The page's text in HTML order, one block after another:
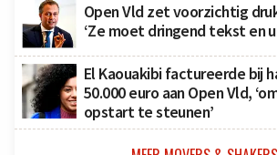
Open Vld zet voorzichtig
‘Ze moet dringend tekst en
El Kaouakibi factureerde bij
50.000 euro aan Open Vld,
opstart te steunen’